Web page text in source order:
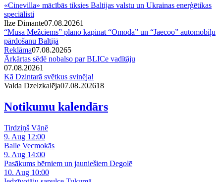
«Cinevilla» mācībās tiksies Baltijas valstu un Ukrainas enerģētikas
speciālisti
Ilze Dimante07.08.20261
“Mūsa Mežciems” plāno kāpināt “Omoda” un “Jaecoo” automobiļu
pārdošanu Baltijā
Reklāma07.08.20265
Ārkārtas sēdē nobalso par BLICe vadītāju
07.08.20261
Kā Dzintarā svētkus svinēja!
Valda Dzelzkalēja07.08.202618
Notikumu kalendārs
Tirdziņš Vānē
9. Aug 12:00
Balle Vecmokās
9. Aug 14:00
Pasākums bērniem un jauniešiem Degolē
10. Aug 10:00